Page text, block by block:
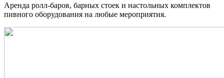
Аренда ролл-баров, барных стоек и настольных комплектов
пивного оборудования на любые мероприятия.